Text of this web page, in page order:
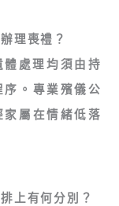
理喪禮？
處理均須由 持
。專業殯儀公
屬在情緒低落
上有何分別？